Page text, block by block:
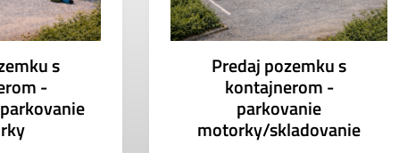
s
-
Predaj pozemku s
kontajnerom -
parkovanie
motorky/skladovanie